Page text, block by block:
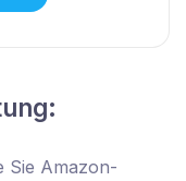
Sie Amazon-